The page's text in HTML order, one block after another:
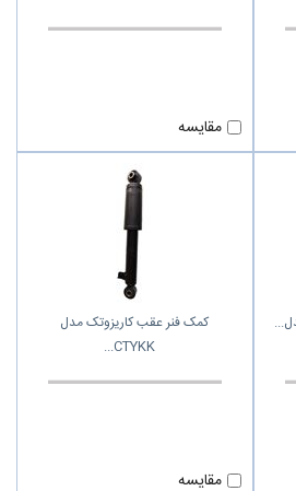
مقایسه
کمک فنر عقب کاریزوتک مدل
CTYKK
مقایسه